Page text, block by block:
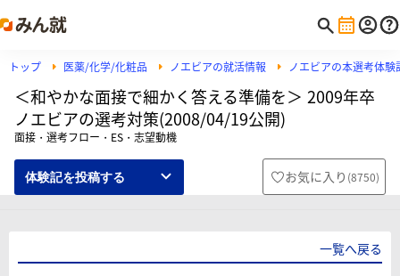
トップ 医薬/化学/化粧品 ノエビアの就活情報 ノエビアの本選考体験
＜和やかな面接で細かく答える準備を＞ 2009年卒
ノエビアの選考対策(2008/04/19公開)
面接・選考フロー・ES・志望動機
体験記を投稿する お気に入り (8750)
一覧へ戻る